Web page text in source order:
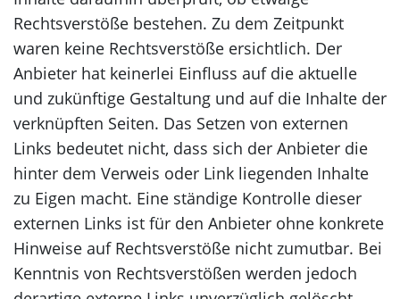
Rechtsverstöße bestehen. Zu dem Zeitpunkt
waren keine Rechtsverstöße ersichtlich. Der
Anbieter hat keinerlei Einfluss auf die aktuelle
und zukünftige Gestaltung und auf die Inhalte der
verknüpften Seiten. Das Setzen von externen
Links bedeutet nicht, dass sich der Anbieter die
hinter dem Verweis oder Link liegenden Inhalte
zu Eigen macht. Eine ständige Kontrolle dieser
externen Links ist für den Anbieter ohne konkrete
Hinweise auf Rechtsverstöße nicht zumutbar. Bei
Kenntnis von Rechtsverstößen werden jedoch